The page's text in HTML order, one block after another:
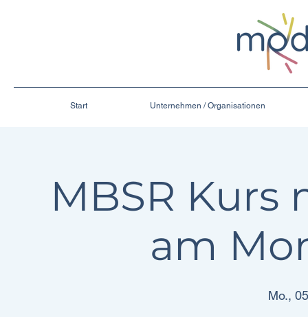
Start Unternehmen / Organisationen
MBSR Kurs
am
Mo.,